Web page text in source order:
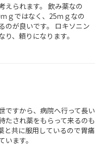
えられます。 飲み薬なの
ｇではなく、25ｍｇなの
のが良いです。 ロキソニン
、頼りになります。
ですから、病院へ行って長い
たされ薬をもらって来るのも
と共に服用しているので胃痛
ます。